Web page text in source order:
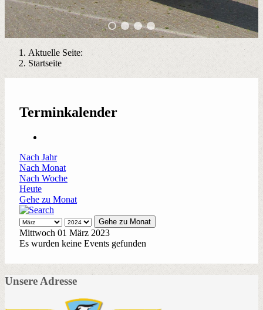
Aktuelle Seite:
Startseite
Terminkalender
Nach Jahr
Nach Monat
Nach Woche
Heute
Gehe zu Monat
Gehe zu Monat
Mittwoch 01 März 2023
Es wurden keine Events gefunden
Unsere Adresse